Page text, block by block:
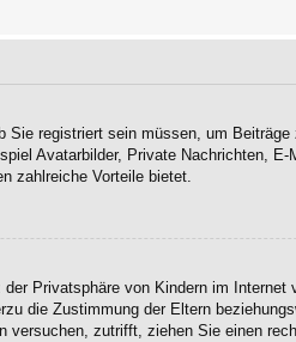
registriert sein müssen, um
Avatarbilder, Private Nachrichten,
zahlreiche Vorteile bietet.
Privatsphäre von Kindern im
die Zustimmung der Eltern
zutrifft, ziehen Sie einen